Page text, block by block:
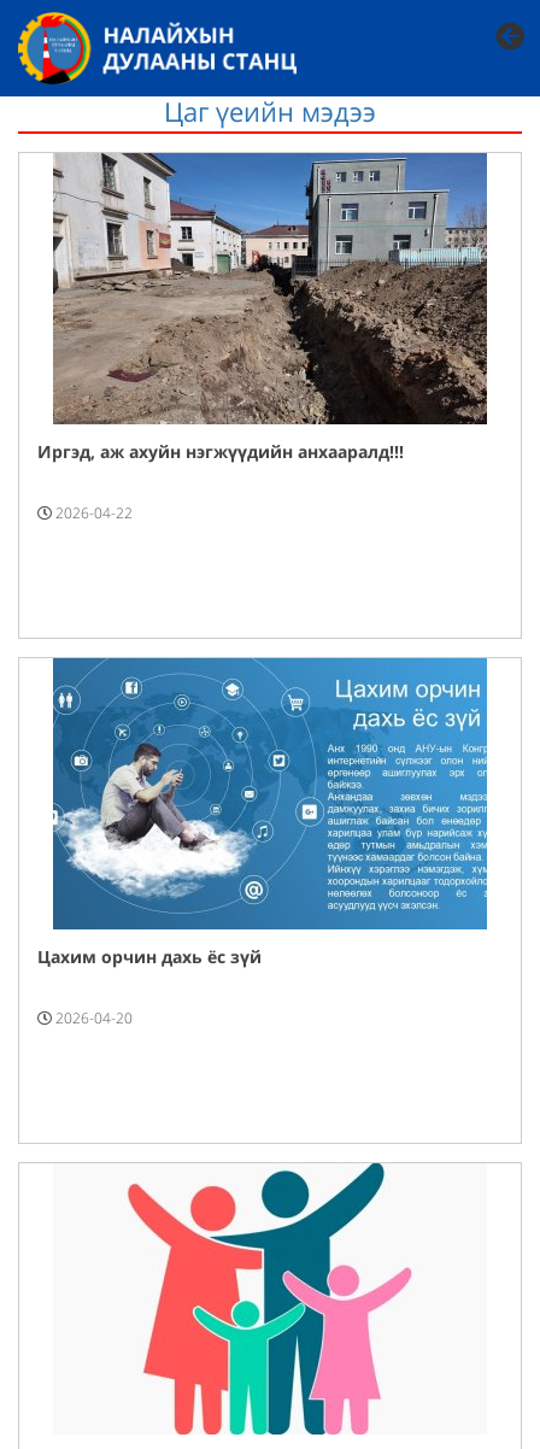
Цаг үеийн мэдээ
Иргэд, аж ахуйн нэгжүүдийн анхааралд!!!
2026-04-22
Цахим орчин дахь ёс зүй
2026-04-20